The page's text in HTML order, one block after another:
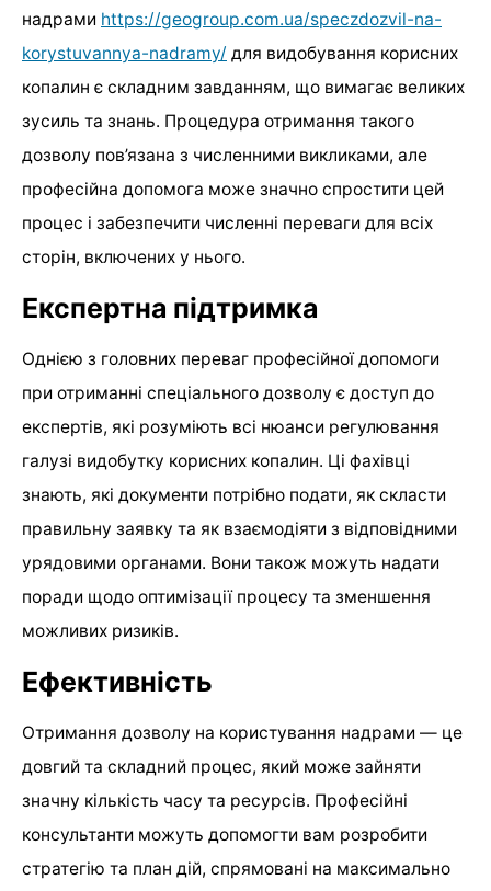
надрами https://geogroup.com.ua/speczdozvil-na-
korystuvannya-nadramy/ для видобування корисних
копалин є складним завданням, що вимагає великих
зусиль та знань. Процедура отримання такого
дозволу пов’язана з численними викликами, але
професійна допомога може значно спростити цей
процес і забезпечити численні переваги для всіх
сторін, включених у нього.
Експертна підтримка
Однією з головних переваг професійної допомоги
при отриманні спеціального дозволу є доступ до
експертів, які розуміють всі нюанси регулювання
галузі видобутку корисних копалин. Ці фахівці
знають, які документи потрібно подати, як скласти
правильну заявку та як взаємодіяти з відповідними
урядовими органами. Вони також можуть надати
поради щодо оптимізації процесу та зменшення
можливих ризиків.
Ефективність
Отримання дозволу на користування надрами — це
довгий та складний процес, який може зайняти
значну кількість часу та ресурсів. Професійні
консультанти можуть допомогти вам розробити
стратегію та план дій, спрямовані на максимально